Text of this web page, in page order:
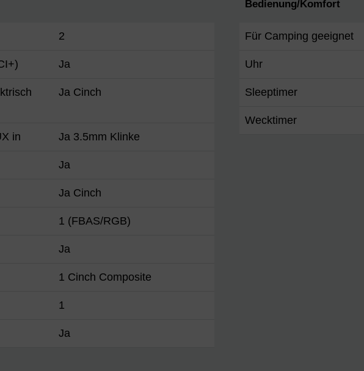
2
Ja
Ja Cinch
in Ja 3.5mm Klinke
Ja
Ja Cinch
1 (FBAS/RGB)
Ja
1 Cinch Composite
1
Ja
Bedienung/Komfort
Für Camping geeignet
Uhr
Sleeptimer
Wecktimer